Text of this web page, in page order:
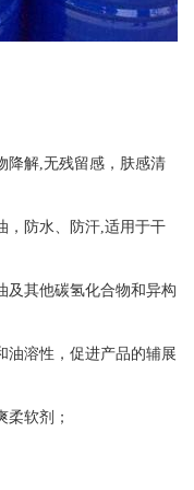
降解,无残留感，肤感清
，防水、防汗,适用于干
及其他碳氢化合物和异构
油溶性，促进产品的辅展
软剂；